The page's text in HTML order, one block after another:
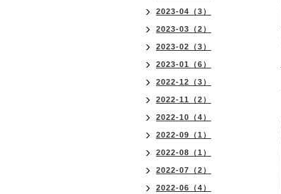
2023-04（3）
2023-03（2）
2023-02（3）
2023-01（6）
2022-12（3）
2022-11（2）
2022-10（4）
2022-09（1）
2022-08（1）
2022-07（2）
2022-06（4）